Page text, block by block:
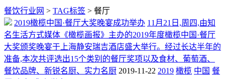
餐饮行业网 > TAG标签 > 餐厅
2019橄榄中国·餐厅大奖晚宴成功举办 11月21日,周四,由知
名生活方式媒体《橄榄画报》主办的2019年度橄榄中国·餐厅
大奖颁奖晚宴于上海静安瑞吉酒店盛大举行。经过长达半年的
准备,本次共评选出15个类别的餐厅奖项以及食材、葡萄酒、
餐饮品牌、新锐名厨、实力名厨 2019-11-22 2019 橄榄 中国 餐